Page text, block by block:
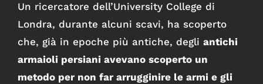
Un ricercatore dell’University College di
Londra, durante alcuni scavi, ha scoperto
che, già in epoche più antiche, degli antichi
armaioli persiani avevano scoperto un
metodo per non far arrugginire le armi e gli